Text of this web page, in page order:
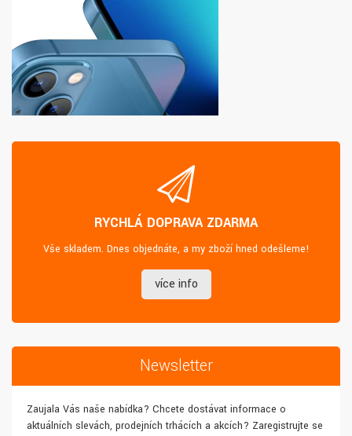
RYCHLÁ DOPRAVA ZDARMA
Vše skladem. Dnes objednáte, a my zboží hned odešleme!
více info
Newsletter
Zaujala Vás naše nabídka? Chcete dostávat informace o
aktuálních slevách, prodejních trhácích a akcích? Zaregistrujte se